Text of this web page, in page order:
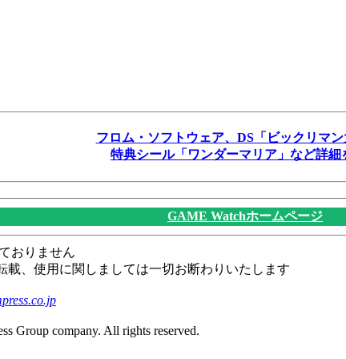
フロム・ソフトウェア、DS「ビックリマン
特典シール「ワンダーマリア」など詳細
GAME Watchホームページ
おりません
、使用に関しましては一切お断わりいたします
Group company. All rights reserved.